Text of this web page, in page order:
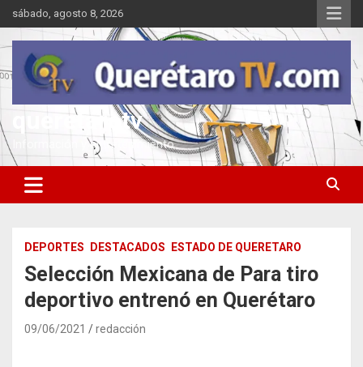
Saltar
al
contenido
sábado, agosto 8, 2026
queretarotv
Información y entretenimiento
DEPORTES DESTACADOS ESTADO DE QUERETARO
Selección Mexicana de Para tiro
deportivo entrenó en Querétaro
09/06/2021 redacción